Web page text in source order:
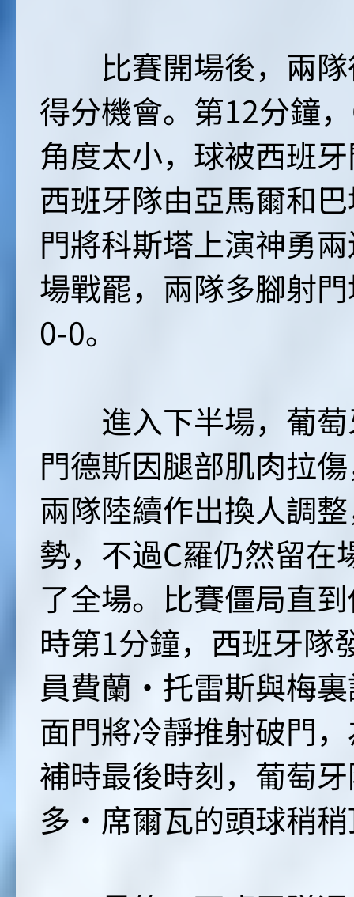
比賽開場後，兩隊
得分機會。第12分鐘
角度太小，球被西班
西班牙隊由亞馬爾和
門將科斯塔上演神勇
場戰罷，兩隊多腳射
0-0。
進入下半場，葡萄
門德斯因腿部肌肉拉
兩隊陸續作出換人調
勢，不過C羅仍然留
了全場。比賽僵局直
時第1分鐘，西班牙隊
員費蘭·托雷斯與梅
面門將冷靜推射破門
補時最後時刻，葡萄
多·席爾瓦的頭球稍